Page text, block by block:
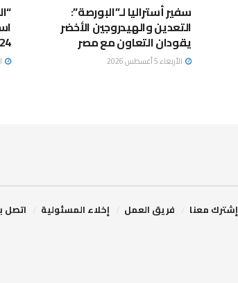
سفير أستراليا لـ”البورصة”:
التعدين والهيدروجين الأخضر
يقودان التعاون مع مصر
الأربعاء 5 أغسطس 2026
إشترك معنا فريق العمل إخلاء المسئولية اتصل